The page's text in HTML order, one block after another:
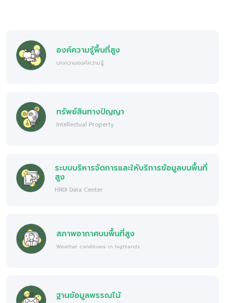
องค์ความรู้พื้นที่สูง
บทความองค์ความรู้
ทรัพย์สินทางปัญญา
Intellectual Property
ระบบบริหารจัดการและให้บริการข้อมูลบนพื้นที่
สูง
HRDI Data Center
สภาพอากาศบนพื้นที่สูง
Weather conditions in highlands
ฐานข้อมูลพรรณไม้